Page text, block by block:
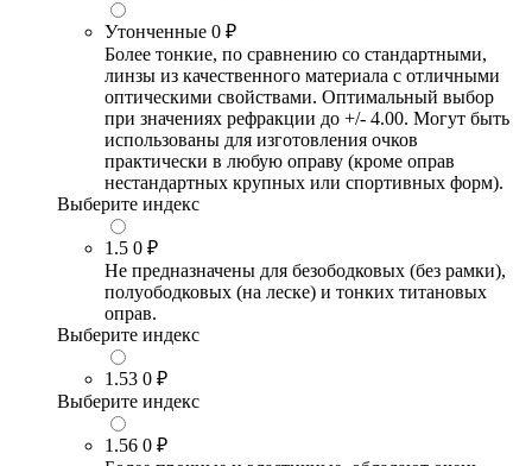
Утонченные 0 ₽
Более тонкие, по сравнению со стандартными,
линзы из качественного материала с отличными
оптическими свойствами. Оптимальный выбор
при значениях рефракции до +/- 4.00. Могут быть
использованы для изготовления очков
практически в любую оправу (кроме оправ
нестандартных крупных или спортивных форм).
Выберите индекс
1.5 0 ₽
Не предназначены для безободковых (без рамки),
полуободковых (на леске) и тонких титановых
оправ.
Выберите индекс
1.53 0 ₽
Выберите индекс
1.56 0 ₽